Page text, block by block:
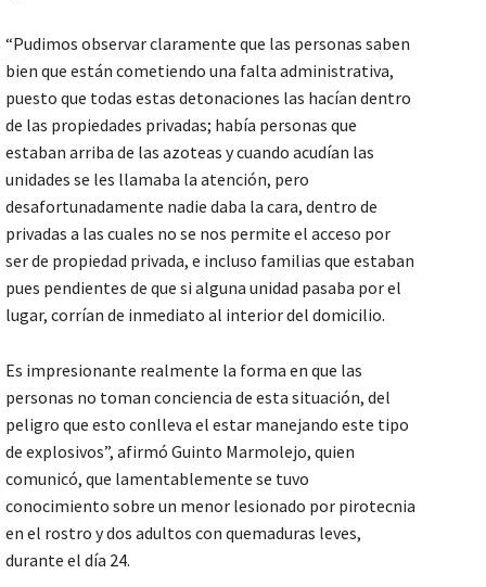
“Pudimos observar claramente que las personas saben
bien que están cometiendo una falta administrativa,
puesto que todas estas detonaciones las hacían dentro
de las propiedades privadas; había personas que
estaban arriba de las azoteas y cuando acudían las
unidades se les llamaba la atención, pero
desafortunadamente nadie daba la cara, dentro de
privadas a las cuales no se nos permite el acceso por
ser de propiedad privada, e incluso familias que estaban
pues pendientes de que si alguna unidad pasaba por el
lugar, corrían de inmediato al interior del domicilio.
Es impresionante realmente la forma en que las
personas no toman conciencia de esta situación, del
peligro que esto conlleva el estar manejando este tipo
de explosivos”, afirmó Guinto Marmolejo, quien
comunicó, que lamentablemente se tuvo
conocimiento sobre un menor lesionado por pirotecnia
en el rostro y dos adultos con quemaduras leves,
durante el día 24.